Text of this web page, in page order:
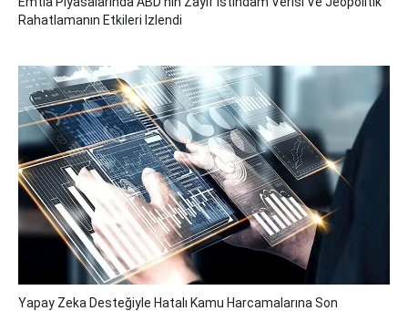
Rahatlamanın Etkileri Izlendi
Yapay Zeka Desteğiyle Hatalı Kamu Harcamalarına Son